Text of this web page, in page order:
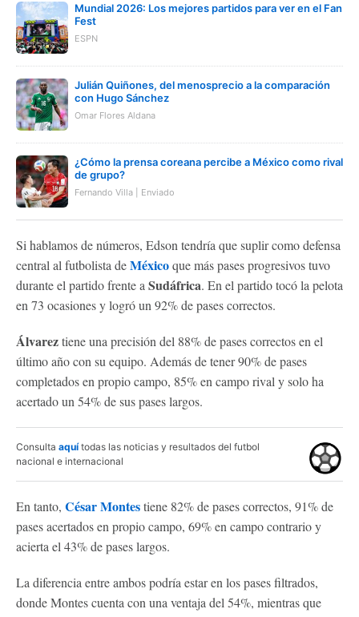
Mundial 2026: Los mejores partidos para ver en el Fan
Fest
ESPN
Julián Quiñones, del menosprecio a la comparación
con Hugo Sánchez
Omar Flores Aldana
¿Cómo la prensa coreana percibe a México como rival
de grupo?
Fernando Villa | Enviado
Si hablamos de números, Edson tendría que suplir como defensa
central al futbolista deMéxicoque más pases progresivos tuvo
durante el partido frente a Sudáfrica. En el partido tocó la pelota
en 73 ocasiones y logró un 92% de pases correctos.
Álvareztiene una precisión del 88% de pases correctos en el
último año con su equipo. Además de tener 90% de pases
completados en propio campo, 85% en campo rival y solo ha
acertado un 54% de sus pases largos.
Consulta aquítodas las noticias y resultados del futbol
nacional e internacional
En tanto, César Montestiene 82% de pases correctos, 91% de
pases acertados en propio campo, 69% en campo contrario y
acierta el 43% de pases largos.
La diferencia entre ambos podría estar en los pases filtrados,
donde Montes cuenta con una ventaja del 54%, mientras que